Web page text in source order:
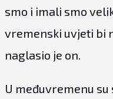
smo i imali smo
vremenski uvjeti bi
naglasio je on.
U međuvremenu